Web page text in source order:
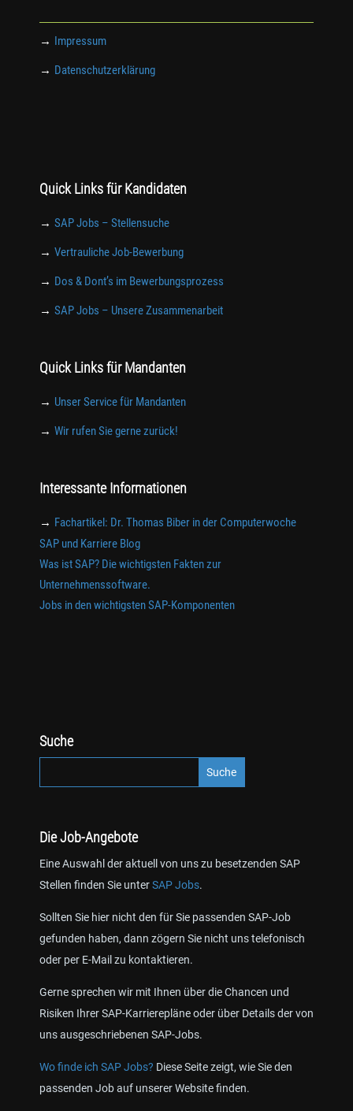
→ Impressum
→ Datenschutzerklärung
Quick Links für Kandidaten
→ SAP Jobs – Stellensuche
→ Vertrauliche Job-Bewerbung
→ Dos & Dont’s im Bewerbungsprozess
→ SAP Jobs – Unsere Zusammenarbeit
Quick Links für Mandanten
→ Unser Service für Mandanten
→ Wir rufen Sie gerne zurück!
Interessante Informationen
→ Fachartikel: Dr. Thomas Biber in der Computerwoche
SAP und Karriere Blog
Was ist SAP? Die wichtigsten Fakten zur
Unternehmenssoftware.
Jobs in den wichtigsten SAP-Komponenten
Suche
Die Job-Angebote
Eine Auswahl der aktuell von uns zu besetzenden SAP
Stellen finden Sie unterSAP Jobs.
Sollten Sie hier nicht den für Sie passenden SAP-Job
gefunden haben, dann zögern Sie nicht uns telefonisch
oder per E-Mail zu kontaktieren.
Gerne sprechen wir mit Ihnen über die Chancen und
Risiken Ihrer SAP-Karrierepläne oder über Details der von
uns ausgeschriebenen SAP-Jobs.
Wo finde ich SAP Jobs? Diese Seite zeigt, wie Sie den
passenden Job auf unserer Website finden.